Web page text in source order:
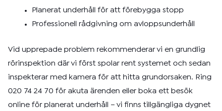
Planerat underhåll för att förebygga stopp
Professionell rådgivning om avloppsunderhåll
Vid upprepade problem rekommenderar vi en grundlig
rörinspektion där vi först spolar rent systemet och sedan
inspekterar med kamera för att hitta grundorsaken. Ring
020 74 24 70 för akuta ärenden eller boka ett besök
online för planerat underhåll – vi finns tillgängliga dygnet